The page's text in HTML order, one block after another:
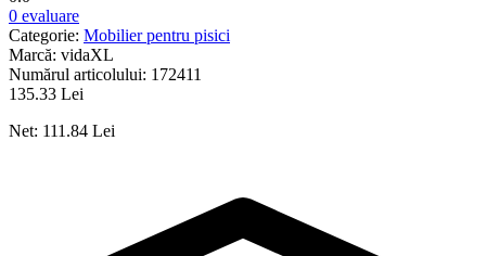
0 evaluare
Categorie: Mobilier pentru pisici
Marcă: vidaXL
Numărul articolului: 172411
135.33 Lei
Net: 111.84 Lei